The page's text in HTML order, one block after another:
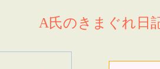
A氏のきまぐれ日